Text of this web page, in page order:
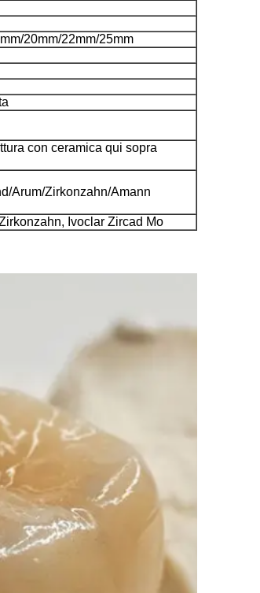
20mm/22mm/25mm
con ceramica qui sopra
Arum/Zirkonzahn/Amann
, Ivoclar Zircad Mo